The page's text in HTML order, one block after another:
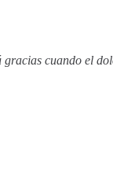
cuando el